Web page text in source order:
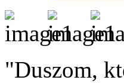
"Duszom,